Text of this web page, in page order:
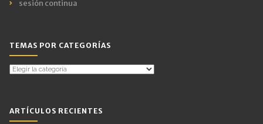
sesión continua
TEMAS POR CATEGORÍAS
Temas
ARTÍCULOS RECIENTES